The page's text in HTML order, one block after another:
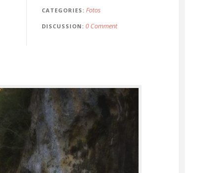
CATEGORIES Fotos
DISCUSSION 0 Comment